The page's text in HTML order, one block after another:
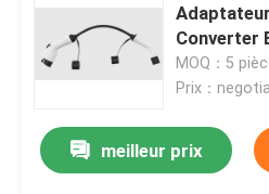
Converter
MOQ：5
Prix：
meilleur prix